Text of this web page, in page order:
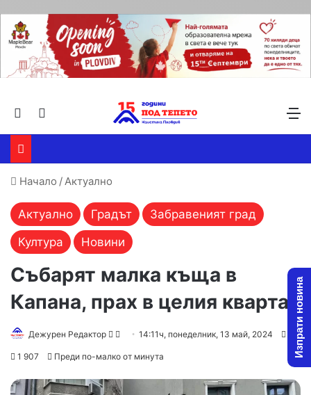
Търсене ...
Начало /Актуално
Актуално Градът
Забравеният град
Култура
Новини
Събарят малка къща в
Капана, прах в целия квартал
Дежурен Редактор
Follow
Send14:11ч, понеделник, 13 май, 2024
1 907 Преди по-малко от минута Изпрати новина